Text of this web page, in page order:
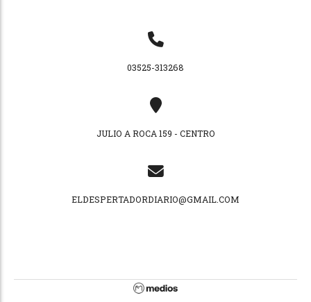
03525-313268
JULIO A ROCA 159 - CENTRO
ELDESPERTADORDIARIO@GMAIL.COM